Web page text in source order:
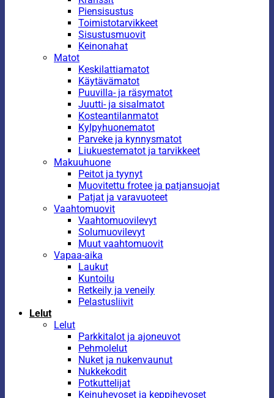
Piensisustus
Toimistotarvikkeet
Sisustusmuovit
Keinonahat
Matot
Keskilattiamatot
Käytävämatot
Puuvilla- ja räsymatot
Juutti- ja sisalmatot
Kosteantilanmatot
Kylpyhuonematot
Parveke ja kynnysmatot
Liukuestematot ja tarvikkeet
Makuuhuone
Peitot ja tyynyt
Muovitettu frotee ja patjansuojat
Patjat ja varavuoteet
Vaahtomuovit
Vaahtomuovilevyt
Solumuovilevyt
Muut vaahtomuovit
Vapaa-aika
Laukut
Kuntoilu
Retkeily ja veneily
Pelastusliivit
Lelut
Lelut
Parkkitalot ja ajoneuvot
Pehmolelut
Nuket ja nukenvaunut
Nukkekodit
Potkuttelijat
Keinuhevoset ja keppihevoset